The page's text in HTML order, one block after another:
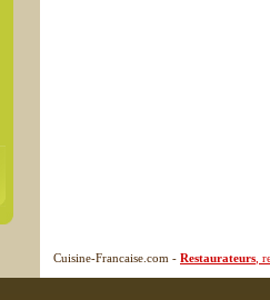
Cuisine-Francaise.com - Restaurateurs ,